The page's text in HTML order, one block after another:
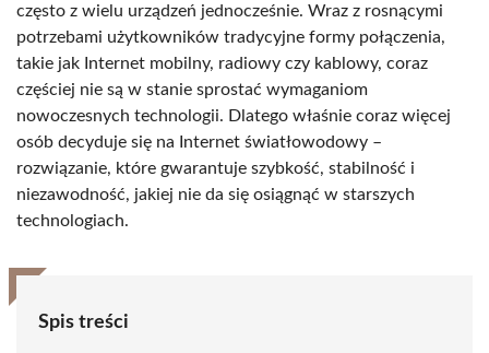
często z wielu urządzeń jednocześnie. Wraz z rosnącymi
potrzebami użytkowników tradycyjne formy połączenia,
takie jak Internet mobilny, radiowy czy kablowy, coraz
częściej nie są w stanie sprostać wymaganiom
nowoczesnych technologii. Dlatego właśnie coraz więcej
osób decyduje się na Internet światłowodowy –
rozwiązanie, które gwarantuje szybkość, stabilność i
niezawodność, jakiej nie da się osiągnąć w starszych
technologiach.
Spis treści